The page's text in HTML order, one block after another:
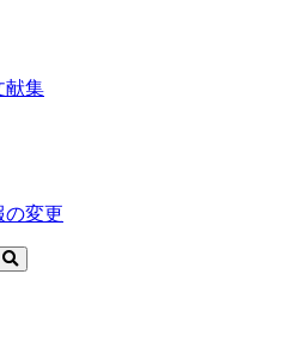
献集
の変更